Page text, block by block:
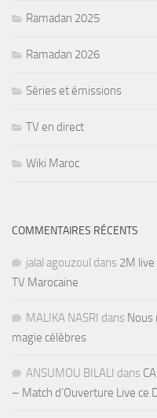
Ramadan 2025
Ramadan 2026
Séries et émissions
TV en direct
Wiki Maroc
COMMENTAIRES RÉCENTS
jalal agouzoul dans 2M live
TV Marocaine
MALIKA NASRI dans Nous
magie célèbres
ANSUMOU BILALI dans
– Match d’Ouverture Live ce